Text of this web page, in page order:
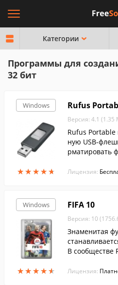
Категории
Программы для
32 бит
Windows
★★★★★
★★★★★
Rufus
Версия: 4.1 (1.35
Rufus Portable
ную USB-
рматировать
ает русский
Лицензия:
Windows
★★★★★
★★★★★
FIFA 10
Версия: 10
Знаменитая
В сообществе
дании FIFA 10
ножеству
Лицензия: